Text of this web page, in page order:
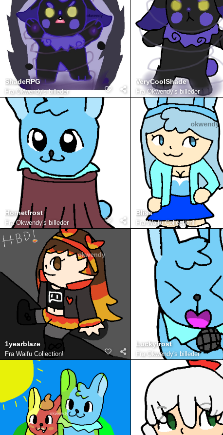
ShadeRPG
Fra Okwendy's billeder
VeryCoolShade
FraOkwendy's billeder
Hornetfrost
FraOkwendy's billeder
Bliss
FraWaifu Collection!
1yearblaze
Fra Waifu Collection!
Luckyfrost
Fra Okwendy's billeder